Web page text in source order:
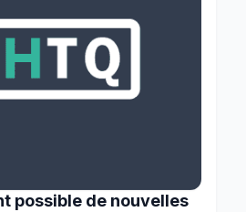
possible de nouvelles